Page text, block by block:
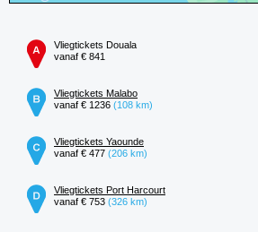
Vliegtickets Douala
vanaf € 841
Vliegtickets Malabo
vanaf € 1236 (108 km)
Vliegtickets Yaounde
vanaf € 477 (206 km)
Vliegtickets Port Harcourt
vanaf € 753 (326 km)